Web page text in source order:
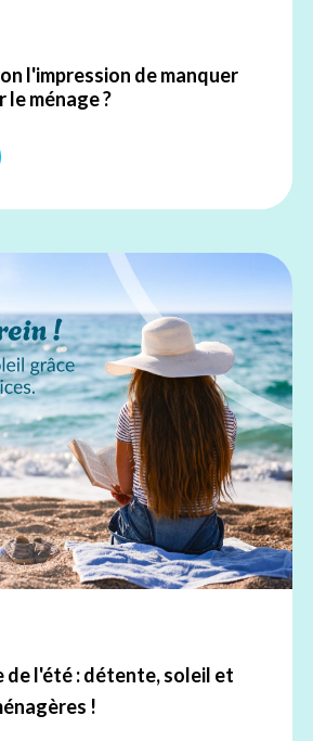
l'impression de manquer
le ménage ?
de l'été : détente, soleil et
!